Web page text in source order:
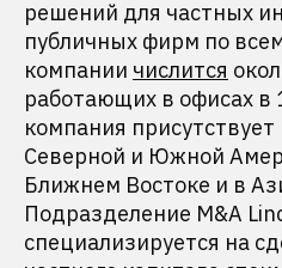
решений для частных
публичных фирм по
компании числится
работающих в офисах в
компания присутствует
Северной и Южной
Ближнем Востоке и в
Подразделение M&A
специализируется на